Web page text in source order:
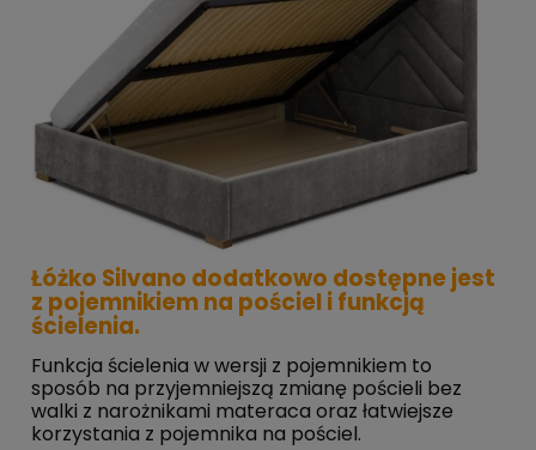
Łóżko Silvano dodatkowo dostępne jest
z pojemnikiem na pościel i funkcją
ścielenia.
Funkcja ścielenia w wersji z pojemnikiem to
sposób na przyjemniejszą zmianę pościeli bez
walki z narożnikami materaca oraz łatwiejsze
korzystania z pojemnika na pościel.